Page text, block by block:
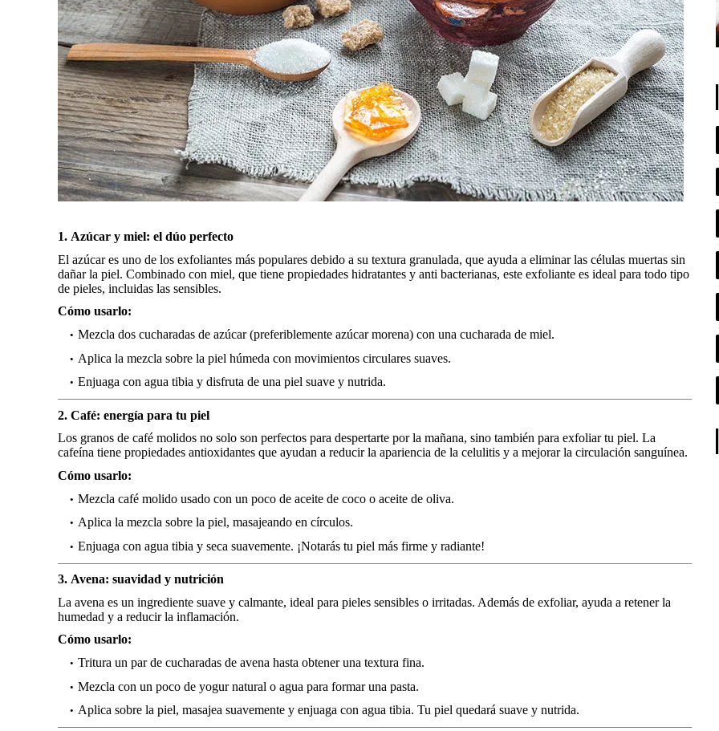
1. Azúcar y miel: el dúo perfecto
El azúcar es uno de los exfoliantes más populares debido a su textura granulada, que ayuda a eliminar las células muertas sin
dañar la piel. Combinado con miel, que tiene propiedades hidratantes y anti bacterianas, este exfoliante es ideal para todo tipo
de pieles, incluidas las sensibles.
Cómo usarlo:
Mezcla dos cucharadas de azúcar (preferiblemente azúcar morena) con una cucharada de miel.
Aplica la mezcla sobre la piel húmeda con movimientos circulares suaves.
Enjuaga con agua tibia y disfruta de una piel suave y nutrida.
2. Café: energía para tu piel
Los granos de café molidos no solo son perfectos para despertarte por la mañana, sino también para exfoliar tu piel. La
cafeína tiene propiedades antioxidantes que ayudan a reducir la apariencia de la celulitis y a mejorar la circulación sanguínea.
Cómo usarlo:
Mezcla café molido usado con un poco de aceite de coco o aceite de oliva.
Aplica la mezcla sobre la piel, masajeando en círculos.
Enjuaga con agua tibia y seca suavemente. ¡Notarás tu piel más firme y radiante!
3. Avena: suavidad y nutrición
La avena es un ingrediente suave y calmante, ideal para pieles sensibles o irritadas. Además de exfoliar, ayuda a retener la
humedad y a reducir la inflamación.
Cómo usarlo:
Tritura un par de cucharadas de avena hasta obtener una textura fina.
Mezcla con un poco de yogur natural o agua para formar una pasta.
Aplica sobre la piel, masajea suavemente y enjuaga con agua tibia. Tu piel quedará suave y nutrida.